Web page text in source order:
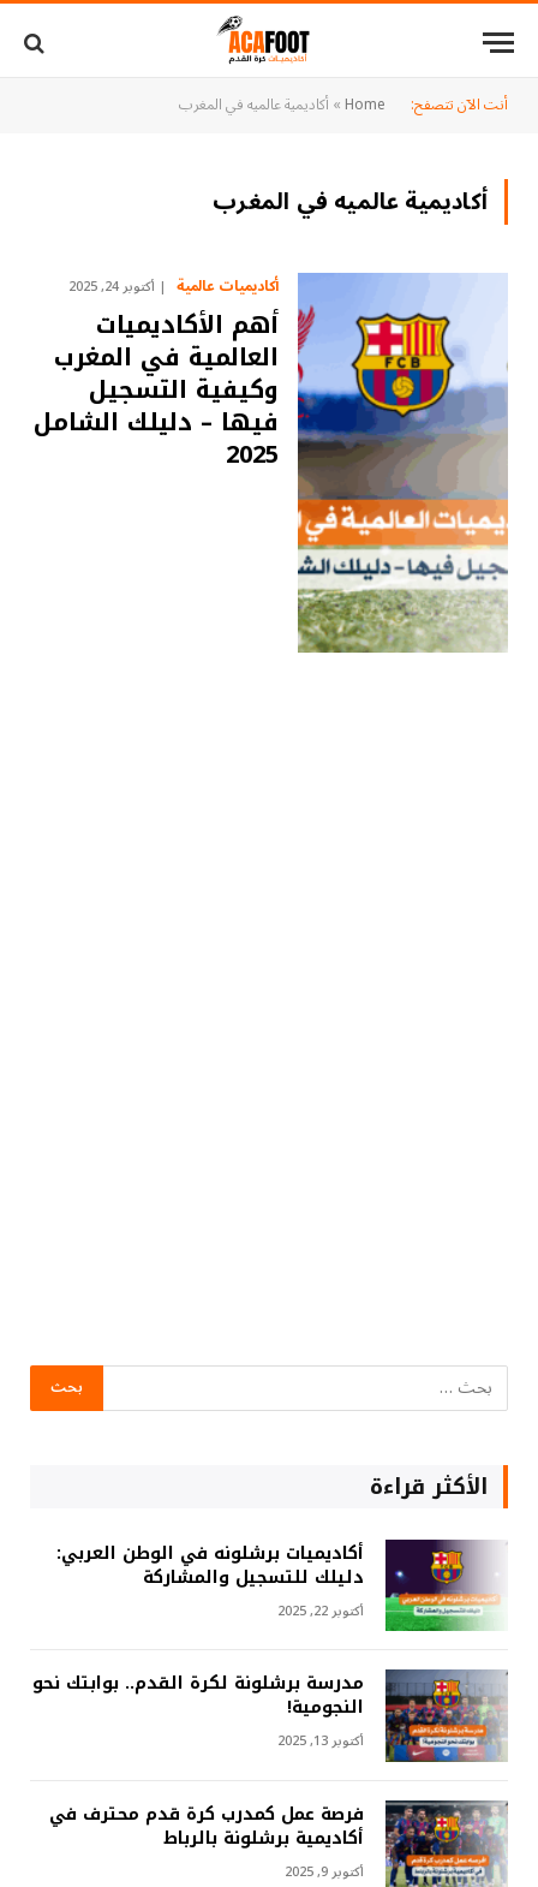
أنت الآن تتصفح: Home
» أكاديمية عالميه في المغرب
أكاديمية عالميه في المغرب
أكاديميات عالمية أكتوبر 24, 2025
أهم الأكاديميات
العالمية في المغرب
وكيفية التسجيل
فيها – دليلك الشامل
2025
الأكثر قراءة
أكاديميات برشلونه في الوطن العربي:
دليلك للتسجيل والمشاركة
أكتوبر 22, 2025
مدرسة برشلونة لكرة القدم.. بوابتك نحو
النجومية!
أكتوبر 13, 2025
فرصة عمل كمدرب كرة قدم محترف في
أكاديمية برشلونة بالرباط
أكتوبر 9, 2025